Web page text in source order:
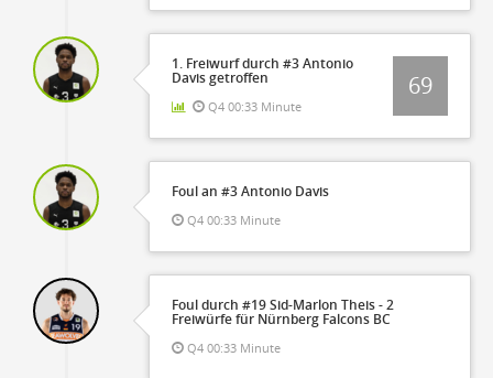
1. Freiwurf durch #3 Antonio
Davis getroffen
Q4 00:33 Minute
69
Foul an #3 Antonio Davis
Q4 00:33 Minute
Foul durch #19 Sid-Marlon Theis - 2
Freiwürfe für Nürnberg Falcons BC
Q4 00:33 Minute